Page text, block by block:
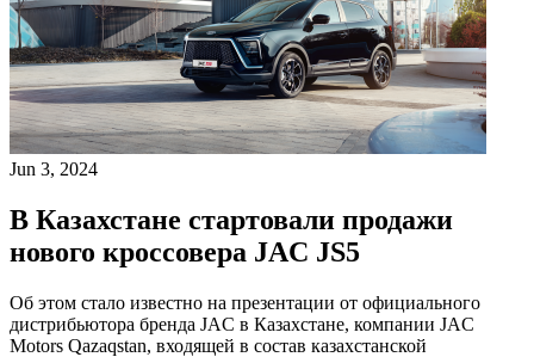
Jun 3, 2024
В Казахстане стартовали продажи
нового кроссовера JAC JS5
Об этом стало известно на презентации от официального
дистрибьютора бренда JAC в Казахстане, компании JAC
Motors Qazaqstan, входящей в состав казахстанской